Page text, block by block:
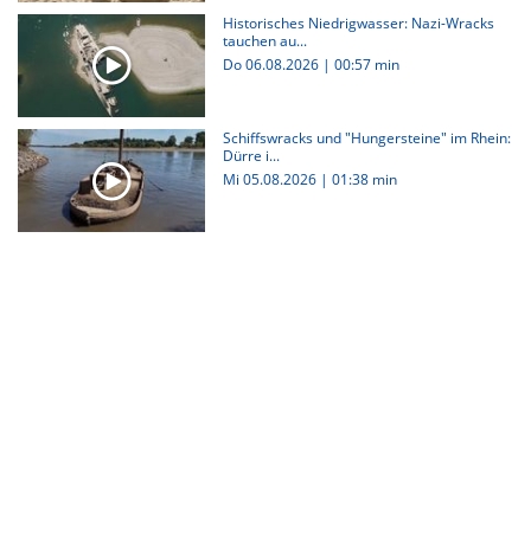
Historisches Niedrigwasser: Nazi-Wracks
tauchen au...
Do 06.08.2026 | 00:57 min
Schiffswracks und "Hungersteine" im Rhein:
Dürre i...
Mi 05.08.2026 | 01:38 min